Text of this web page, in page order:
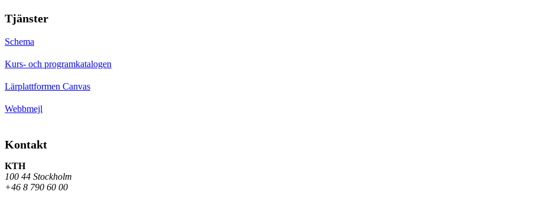
Tjänster
Schema
Kurs- och programkatalogen
Lärplattformen Canvas
Webbmejl
Kontakt
KTH
100 44 Stockholm
+46 8 790 60 00